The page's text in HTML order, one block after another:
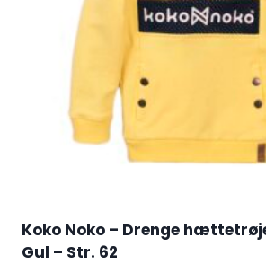
Koko Noko – Drenge
Gul – Str. 62